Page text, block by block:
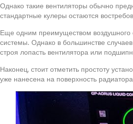
Однако такие вентиляторы обычно
стандартные кулеры остаются
Еще одним преимуществом воздушного
системы. Однако в большинстве
строя лопасть вентилятора или
Наконец, стоит отметить простоту
уже нанесена на поверхность